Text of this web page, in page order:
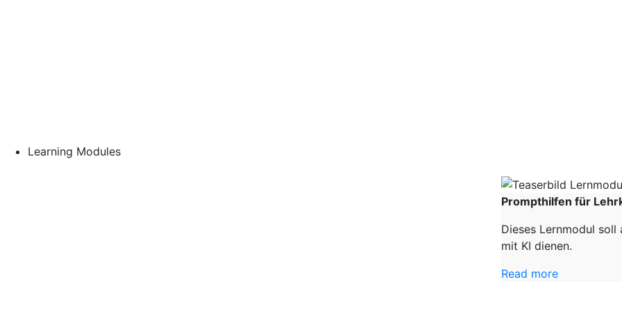
Learning Modules
Prompthilfen für
Dieses Lernmodul
mit KI dienen.
Read more